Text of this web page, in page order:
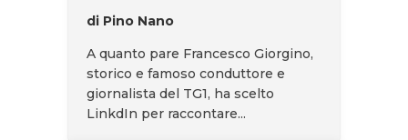
di Pino Nano
A quanto pare Francesco Giorgino,
storico e famoso conduttore e
giornalista del TG1, ha scelto
LinkdIn per raccontare...